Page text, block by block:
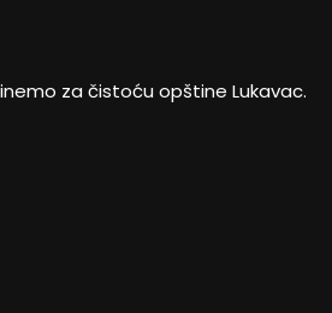
za čistoću opštine Lukavac.